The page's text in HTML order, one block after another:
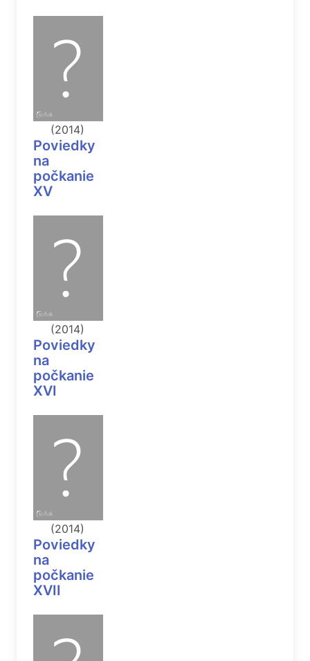
(2014)
Poviedky
na
počkanie
XV
(2014)
Poviedky
na
počkanie
XVI
(2014)
Poviedky
na
počkanie
XVII